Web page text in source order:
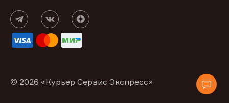
© 2026 «Курьер Сервис Экспресс»